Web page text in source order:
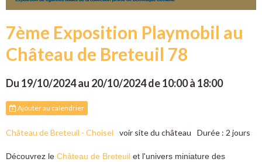
7ème Exposition Playmobil au
Château de Breteuil 78
Du 19/10/2024au 20/10/2024de 10:00à 18:00
Ajouter au calendrier
Château de Breteuil - Choisel voir site du château Durée : 2 jours
Découvrez le Château de Breteuil et l'univers miniature des